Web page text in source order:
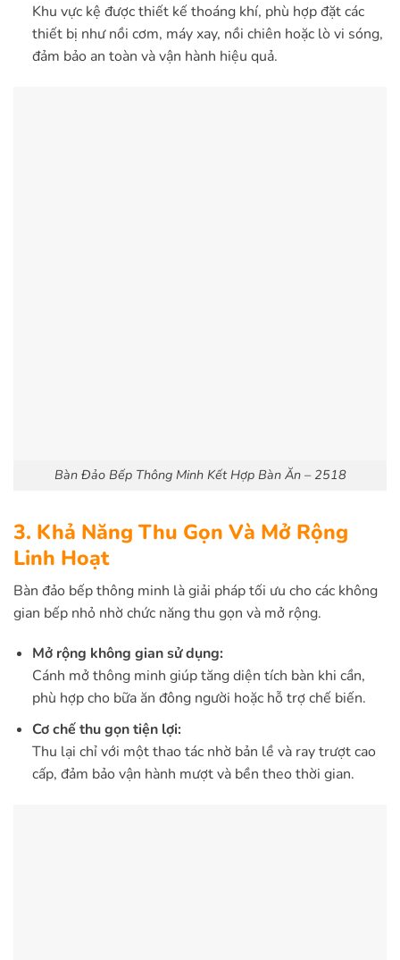
Khu vực kệ được thiết kế thoáng khí, phù hợp đặt các
thiết bị như nồi cơm, máy xay, nồi chiên hoặc lò vi sóng,
đảm bảo an toàn và vận hành hiệu quả.
Bàn Đảo Bếp Thông Minh Kết Hợp Bàn Ăn – 2518
3. Khả Năng Thu Gọn Và Mở Rộng
Linh Hoạt
Bàn đảo bếp thông minh là giải pháp tối ưu cho các không
gian bếp nhỏ nhờ chức năng thu gọn và mở rộng.
Mở rộng không gian sử dụng:
Cánh mở thông minh giúp tăng diện tích bàn khi cần,
phù hợp cho bữa ăn đông người hoặc hỗ trợ chế biến.
Cơ chế thu gọn tiện lợi:
Thu lại chỉ với một thao tác nhờ bản lề và ray trượt cao
cấp, đảm bảo vận hành mượt và bền theo thời gian.